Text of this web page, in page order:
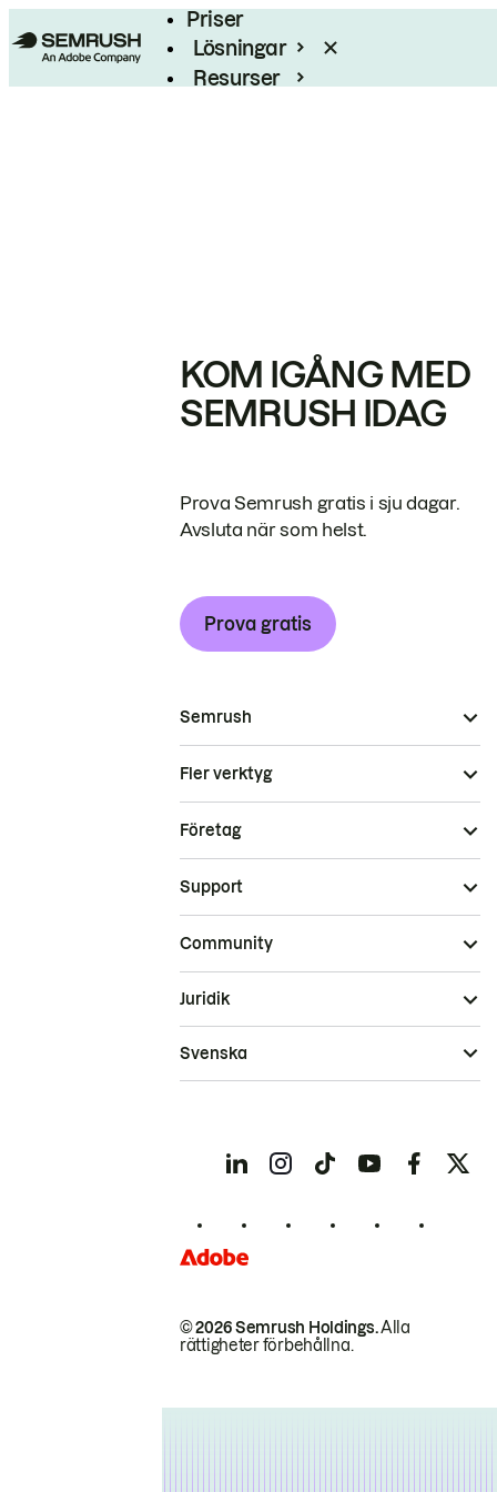
Priser
Lösningar
Resurser
KOM IGÅNG MED
SEMRUSH IDAG
Prova Semrush gratis i sju dagar.
Avsluta när som helst.
Prova gratis
Semrush
Fler verktyg
Företag
Support
Community
© 2026 Semrush Holdings.Alla
rättigheter förbehållna.
Juridik
Svenska